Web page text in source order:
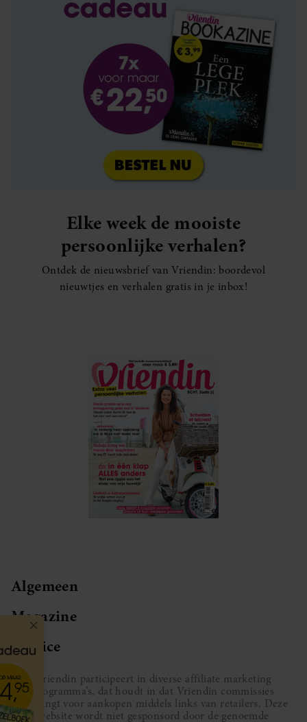
Elke week de mooiste
persoonlijke verhalen?
Ontdek de nieuwsbrief van Vriendin: boordevol
nieuwtjes en verhalen gratis in je inbox!
Algemeen
Magazine
Service
Vriendin participeert in diverse affiliate marketing
programma’s, dat houdt in dat Vriendin commissies
ontvangt voor aankopen middels links van retailers. Deze
website wordt niet gesponsord door de genoemde